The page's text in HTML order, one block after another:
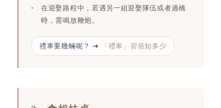
在迎娶路程中，若遇另一組迎娶隊伍或者過橋
時，需鳴放鞭炮。
禮車要幾輛呢？ ➔ 「禮車」習俗知多少